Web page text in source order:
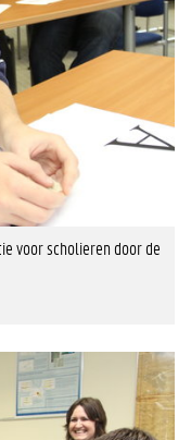
voor scholieren door de